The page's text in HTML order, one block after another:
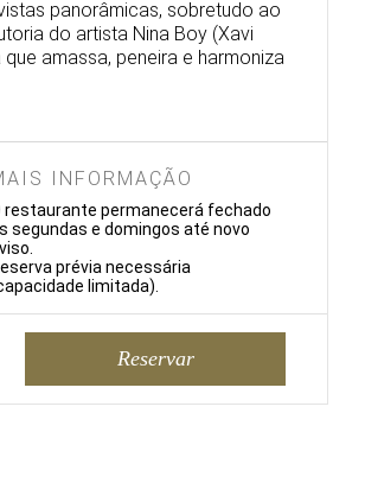
panorâmicas, sobretudo ao
do artista Nina Boy (Xavi
amassa, peneira e harmoniza
INFORMAÇÃO
restaurante permanecerá fechado
segundas e domingos até novo
prévia necessária
limitada).
Reservar